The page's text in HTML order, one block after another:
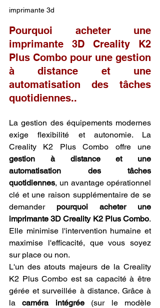
imprimante 3d
Pourquoi acheter une
imprimante 3D Creality K2
Plus Combo pour une gestion
à distance et une
automatisation des tâches
quotidiennes..
La gestion des équipements modernes
exige flexibilité et autonomie. La
gestion à distance et une
automatisation des tâches
quotidiennes, un avantage opérationnel
clé et une raison supplémentaire de se
demander pourquoi acheter une
imprimante 3D Creality K2 Plus Combo.
Elle minimise l'intervention humaine et
maximise l'efficacité, que vous soyez
sur place ou non.
L'un des atouts majeurs de la Creality
K2 Plus Combo est sa capacité à être
gérée et surveillée à distance. Grâce à
la caméra intégrée (sur le modèle